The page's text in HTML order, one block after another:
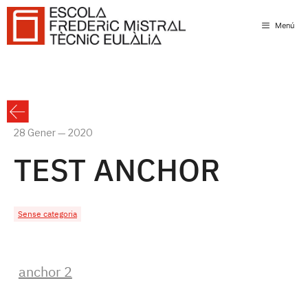
Skip
Menú
28 Gener — 2020
TEST ANCHOR
Sense categoria
anchor 2